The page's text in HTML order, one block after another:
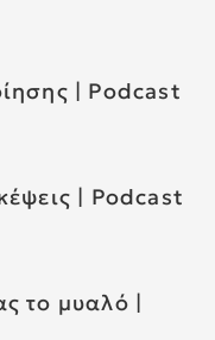
| Podcast
| Podcast
το μυαλό |